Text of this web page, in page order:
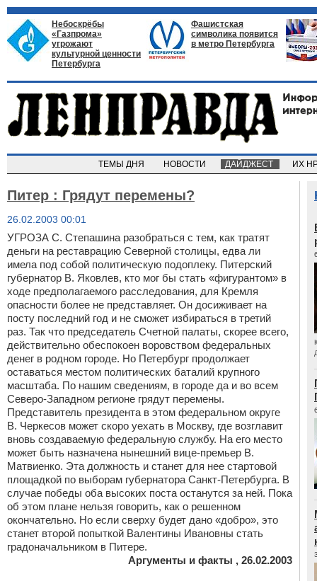
Небоскрёбы
«Газпрома»
угрожают
культурной ценности
Петербурга
Фашистская
символика появится
в метро Петербурга
ТЕМЫ ДНЯ НОВОСТИ ДАЙДЖЕСТ ИХ
Питер : Грядут перемены?
26.02.2003 00:01
УГРОЗА С. Степашина разобраться с тем, как тратят
деньги на реставрацию Северной столицы, едва ли
имела под собой политическую подоплеку. Питерский
губернатор В. Яковлев, кто мог бы стать «фигурантом» в
ходе предполагаемого расследования, для Кремля
опасности более не представляет. Он досиживает на
посту последний год и не сможет избираться в третий
раз. Так что председатель Счетной палаты, скорее всего,
действительно обеспокоен воровством федеральных
денег в родном городе. Но Петербург продолжает
оставаться местом политических баталий крупного
масштаба. По нашим сведениям, в городе да и во всем
Северо-Западном регионе грядут перемены.
Представитель президента в этом федеральном округе
В. Черкесов может скоро уехать в Москву, где возглавит
вновь создаваемую федеральную службу. На его место
может быть назначена нынешний вице-премьер В.
Матвиенко. Эта должность и станет для нее стартовой
площадкой по выборам губернатора Санкт-Петербурга. В
случае победы оба высоких поста останутся за ней. Пока
об этом плане нельзя говорить, как о решенном
окончательно. Но если сверху будет дано «добро», это
станет второй попыткой Валентины Ивановны стать
градоначальником в Питере.
Аргументы и факты , 26.02.2003